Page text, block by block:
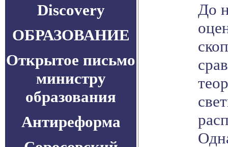
Discovery
ОБРАЗОВАНИЕ
Открытое письмо
министру
образования
Антиреформа
До